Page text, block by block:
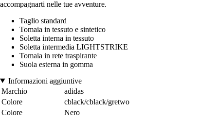
accompagnarti nelle tue avventure.
Taglio standard
Tomaia in tessuto e sintetico
Soletta interna in tessuto
Soletta intermedia LIGHTSTRIKE
Tomaia in rete traspirante
Suola esterna in gomma
Informazioni aggiuntive
Marchio
adidas
Colore
cblack/cblack/gretwo
Colore
Nero